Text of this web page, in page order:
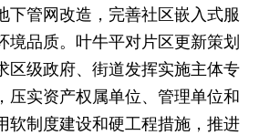
下管网改造，完善社区嵌入式服
境品质。叶牛平对片区更新策划
区级政府、街道发挥实施主体专
压实资产权属单位、管理单位和
软制度建设和硬工程措施，推进